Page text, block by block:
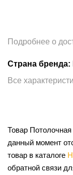
Подробнее о
Страна бренда:
Все
Товар
данный момент
товар в каталоге
обратной связи